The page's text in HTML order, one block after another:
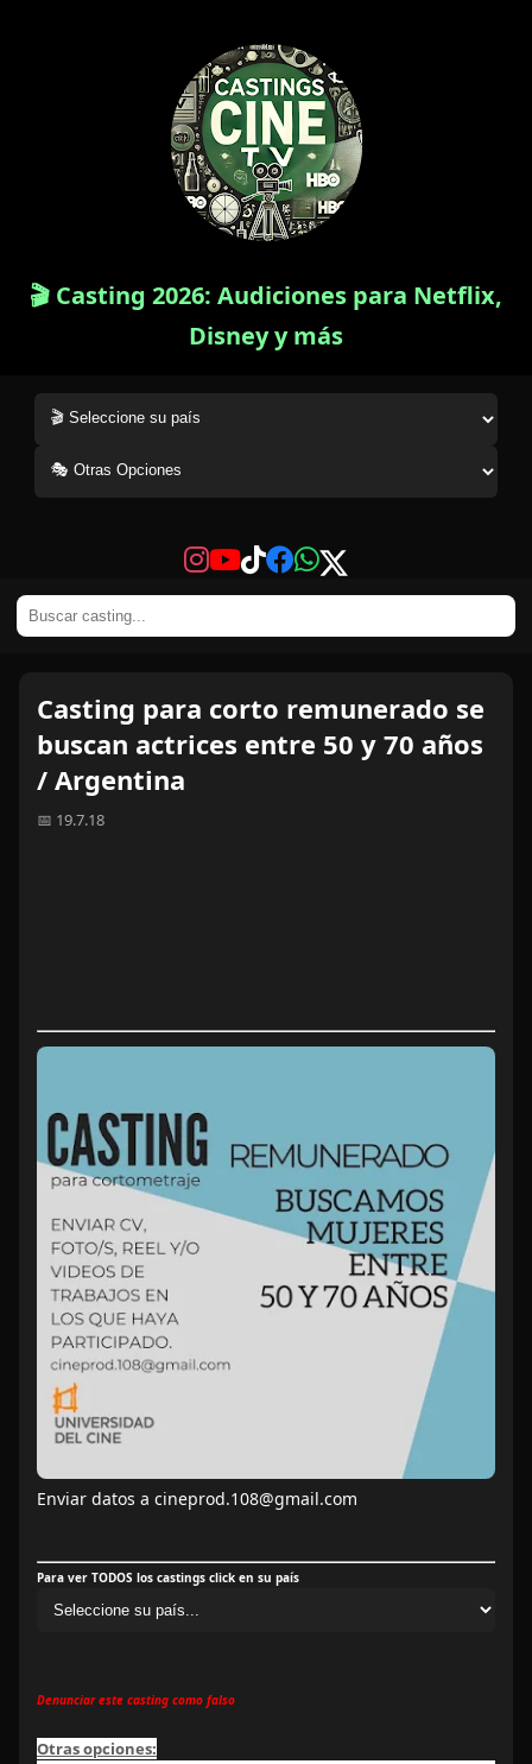
🎬 Casting 2026: Audiciones para Netflix,
Disney y más
Casting para corto remunerado se
buscan actrices entre 50 y 70 años
/ Argentina
📅 19.7.18
Enviar datos a cineprod.108@gmail.com
Para ver TODOS los castings click en su país
Denunciar este casting como falso
Otras opciones: